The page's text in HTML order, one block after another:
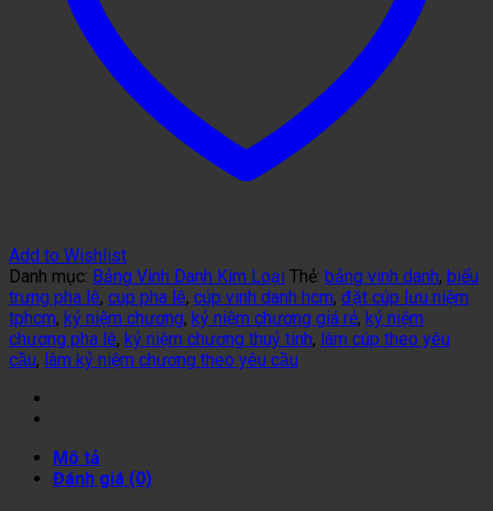
Add to Wishlist
Danh mục: Bảng Vinh Danh Kim Loại Thẻ: bảng vinh danh, biểu
trưng pha lê, cup pha lê, cúp vinh danh hcm, đặt cúp lưu niệm
tphcm, kỷ niệm chương, kỷ niệm chương giá rẻ, kỷ niệm
chương pha lê, kỷ niệm chương thuỷ tinh, làm cúp theo yêu
cầu, làm kỷ niệm chương theo yêu cầu
Mô tả
Đánh giá (0)